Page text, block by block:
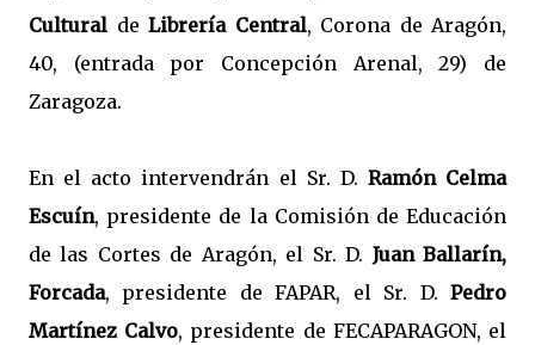
Cultural de Librería Central, Corona de Aragón,
40, (entrada por Concepción Arenal, 29) de
Zaragoza.
En el acto intervendrán el Sr. D. Ramón Celma
Escuín, presidente de la Comisión de Educación
de las Cortes de Aragón, el Sr. D. Juan Ballarín,
Forcada, presidente de FAPAR, el Sr. D. Pedro
Martínez Calvo, presidente de FECAPARAGON, el